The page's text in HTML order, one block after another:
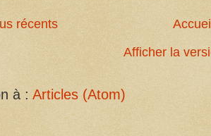
récents
Afficher la
à : Articles (Atom)